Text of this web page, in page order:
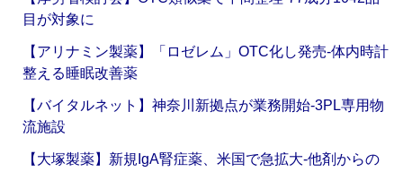
目が対象に
【アリナミン製薬】「ロゼレム」OTC化し発売‐体内時計
整える睡眠改善薬
【バイタルネット】神奈川新拠点が業務開始‐3PL専用物
流施設
【大塚製薬】新規IgA腎症薬、米国で急拡大‐他剤からの